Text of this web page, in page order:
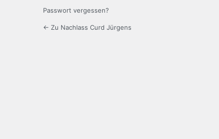
Passwort vergessen?
← Zu Nachlass Curd Jürgens